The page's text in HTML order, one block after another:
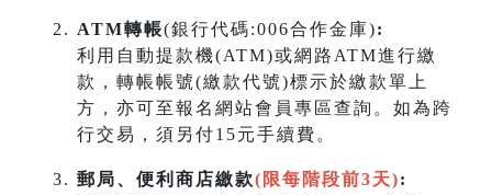
ATM轉帳(銀行代碼:006合作金庫):
利用自動提款機(ATM)或網路ATM進行繳
款，轉帳帳號(繳款代號)標示於繳款單上
方，亦可至報名網站會員專區查詢。如為跨
行交易，須另付15元手續費。
郵局、便利商店繳款(限每階段前3天):